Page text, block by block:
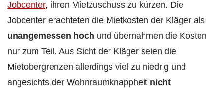
Jobcenter, ihren Mietzuschuss zu kürzen. Die
Jobcenter erachteten die Mietkosten der Kläger als
unangemessen hoch und übernahmen die Kosten
nur zum Teil. Aus Sicht der Kläger seien die
Mietobergrenzen allerdings viel zu niedrig und
angesichts der Wohnraumknappheit nicht